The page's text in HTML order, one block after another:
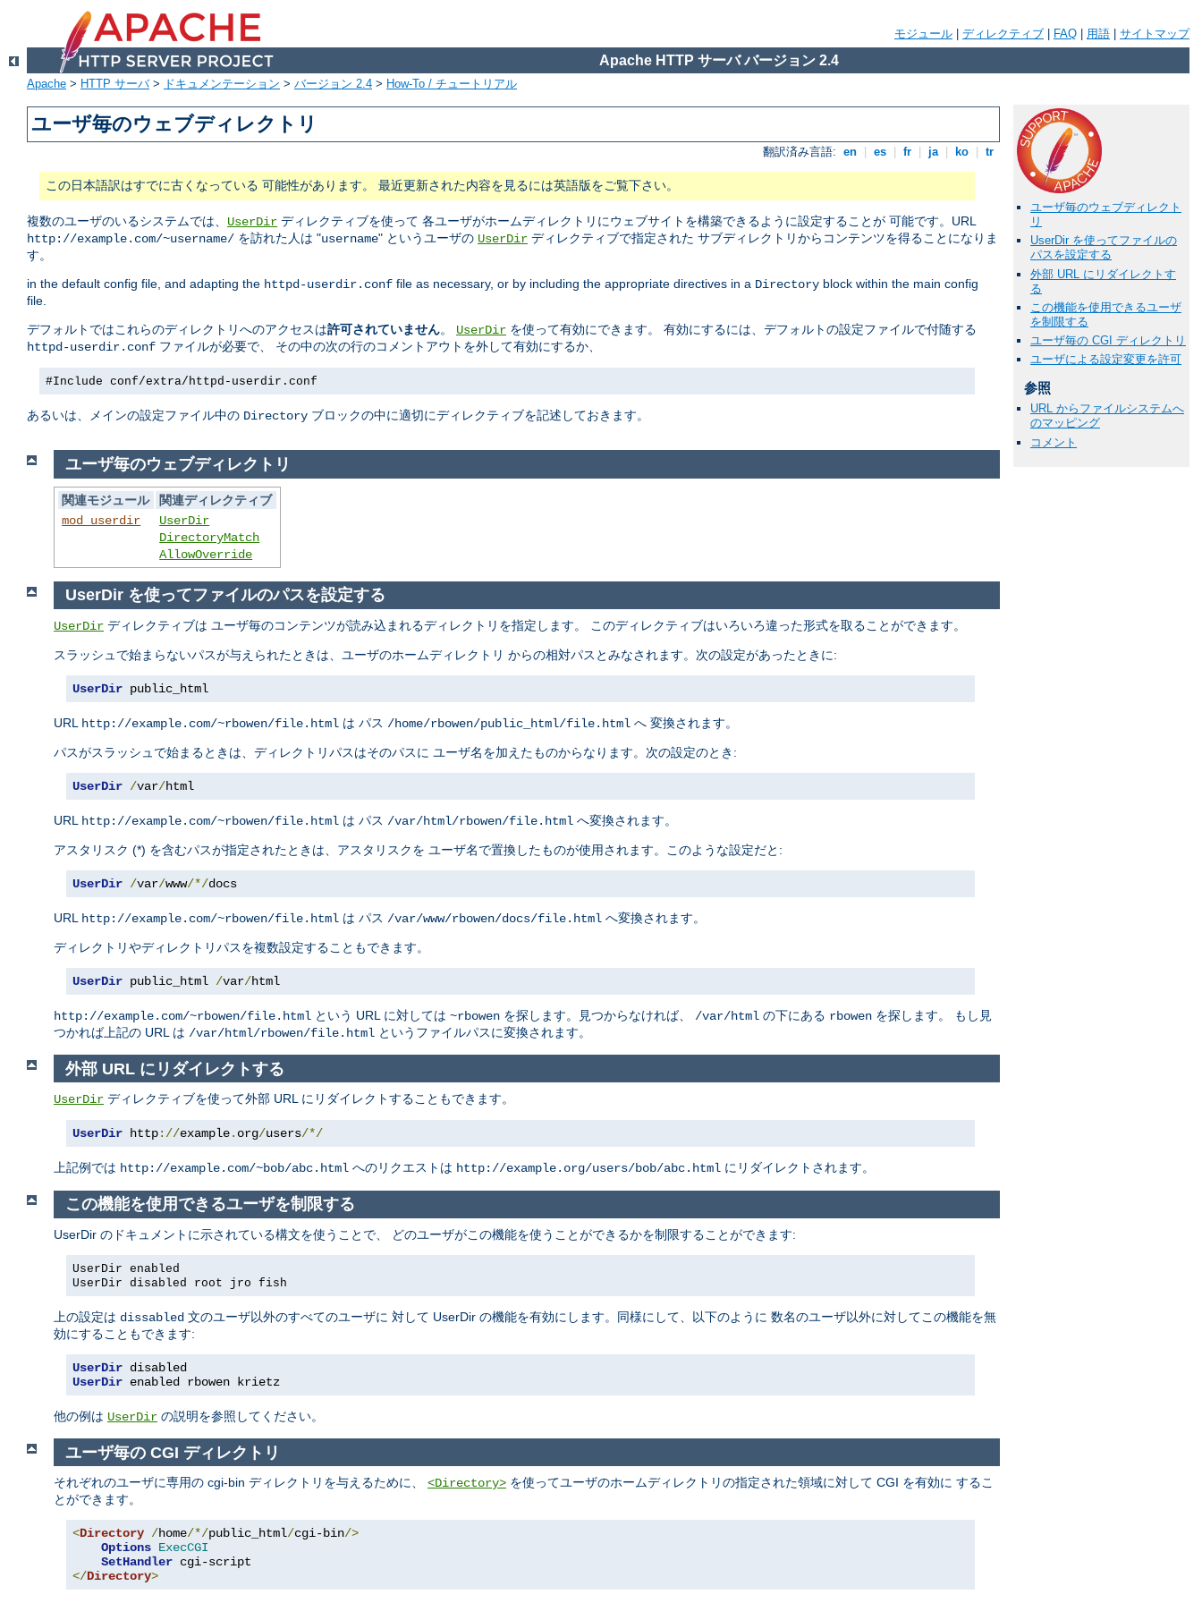
モジュール ディレクティブ FAQ 用語 サイトマップ
Apache HTTP サーバ バージョン 2.4
Apache > HTTP サーバ> ドキュメンテーション > バージョン 2.4 > How-To / チュートリアル
ユーザ毎のウェブディレクトリ
翻訳済み言語: en es fr ja ko tr
この日本語訳はすでに古くなっている 可能性があります。 最近更新された内容を見るには英語版をご覧下さい。
複数のユーザのいるシステムでは、 UserDir ディレクティブを使って 各ユーザがホームディレクトリにウェブサイトを構築できるように設定することが 可能です。URL
http://example.com/~username/ を訪れた人は "username" というユーザの UserDir ディレクティブで指定された サブディレクトリからコンテンツを得ることになりま
す。
in the default config file, and adapting the httpd-userdir.conf file as necessary, or by including the appropriate directives in a Directory block within the main config
file.
デフォルトではこれらのディレクトリへのアクセスは許可されていません。 UserDir を使って有効にできます。 有効にするには、デフォルトの設定ファイルで付随する
httpd-userdir.conf ファイルが必要で、 その中の次の行のコメントアウトを外して有効にするか、
#Include conf/extra/httpd-userdir.conf
あるいは、メインの設定ファイル中の Directory ブロックの中に適切にディレクティブを記述しておきます。
ユーザ毎のウェブディレクト
リ
UserDir を使ってファイルの
パスを設定する
外部 URL にリダイレクトす
る
この機能を使用できるユーザ
を制限する
ユーザ毎の CGI ディレクトリ
ユーザによる設定変更を許可
参照
URL からファイルシステムへ
のマッピング
コメント
ユーザ毎のウェブディレクトリ
関連モジュール
関連ディレクティブ
mod_userdir
UserDir
DirectoryMatch
AllowOverride
UserDir を使ってファイルのパスを設定する
UserDir ディレクティブは ユーザ毎のコンテンツが読み込まれるディレクトリを指定します。 このディレクティブはいろいろ違った形式を取ることができます。
スラッシュで始まらないパスが与えられたときは、ユーザのホームディレクトリ からの相対パスとみなされます。次の設定があったときに:
UserDir public_html
URL http://example.com/~rbowen/file.html は パス /home/rbowen/public_html/file.html へ 変換されます。
パスがスラッシュで始まるときは、ディレクトリパスはそのパスに ユーザ名を加えたものからなります。次の設定のとき:
UserDir /var/html
URL http://example.com/~rbowen/file.html は パス /var/html/rbowen/file.html へ変換されます。
アスタリスク (*) を含むパスが指定されたときは、アスタリスクを ユーザ名で置換したものが使用されます。このような設定だと:
UserDir /var/www/*/docs
URL http://example.com/~rbowen/file.html は パス /var/www/rbowen/docs/file.html へ変換されます。
ディレクトリやディレクトリパスを複数設定することもできます。
UserDir public_html /var/html
http://example.com/~rbowen/file.html という URL に対しては ~rbowen を探します。見つからなければ、 /var/html の下にある rbowen を探します。 もし見
つかれば上記の URL は /var/html/rbowen/file.html というファイルパスに変換されます。
外部 URL にリダイレクトする
UserDir ディレクティブを使って外部 URL にリダイレクトすることもできます。
UserDir http://example. org/users/*/
上記例では http://example.com/~bob/abc.html へのリクエストは http://example.org/users/bob/abc.html にリダイレクトされます。
この機能を使用できるユーザを制限する
UserDir のドキュメントに示されている構文を使うことで、 どのユーザがこの機能を使うことができるかを制限することができます:
UserDir enabled
UserDir disabled root jro fish
上の設定は dissabled 文のユーザ以外のすべてのユーザに 対して UserDir の機能を有効にします。同様にして、以下のように 数名のユーザ以外に対してこの機能を無
効にすることもできます:
UserDir disabled
UserDir enabled rbowen krietz
他の例は UserDir の説明を参照してください。
ユーザ毎の CGI ディレクトリ
それぞれのユーザに専用の cgi-bin ディレクトリを与えるために、 <Directory> を使ってユーザのホームディレクトリの指定された領域に対して CGI を有効に するこ
とができます。
<Directory /home/*/public_html/cgi-bin/>
Options ExecCGI
SetHandler
</Directory>